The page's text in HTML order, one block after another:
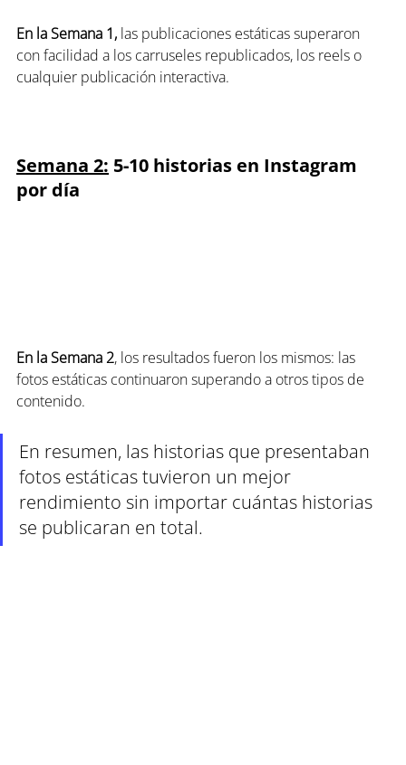
En la Semana 1, las publicaciones estáticas superaron
con facilidad a los carruseles republicados, los reels o
cualquier publicación interactiva.
Semana 2: 5-10 historias en Instagram
por día
En la Semana 2, los resultados fueron los mismos: las
fotos estáticas continuaron superando a otros tipos de
contenido.
En resumen, las historias que presentaban
fotos estáticas tuvieron un mejor
rendimiento sin importar cuántas historias
se publicaran en total.